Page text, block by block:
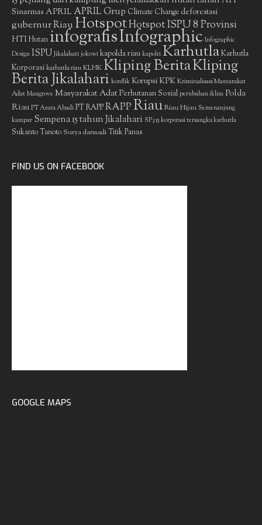
Sinarmas APRIL APRIL Grup Climate Change deforestasi
gubernur RiauHotspotHotspot ISPU 8 Provinsi
HTIHutan infografisInfographic Infographic
Design ISPU Jikalahari jokowi kapolda riau kapolri KarhutlaKarhutla
Korporasikarhutla riauKLHKKliping BeritaKliping
Berita Jikalahari konflik Korupsi KPKKriminalisasi Masyarakat
Adat Mangrove Masyarakat AdatPerhutanan Sosial perubahan iklim Polda
Riau PT Arara Abadi PT RAPPRAPPRiauRiau Hijau Semenanjung
kampar Sempena 15 tahun Jikalahari SP3 15 korporasi tersangka karhutla
Sukanto Tanoto Surya darmadiTitik Panas
FIND US ON FACEBOOK
GOOGLE MAPS